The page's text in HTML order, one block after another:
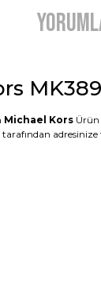
Michael Kors Ürün